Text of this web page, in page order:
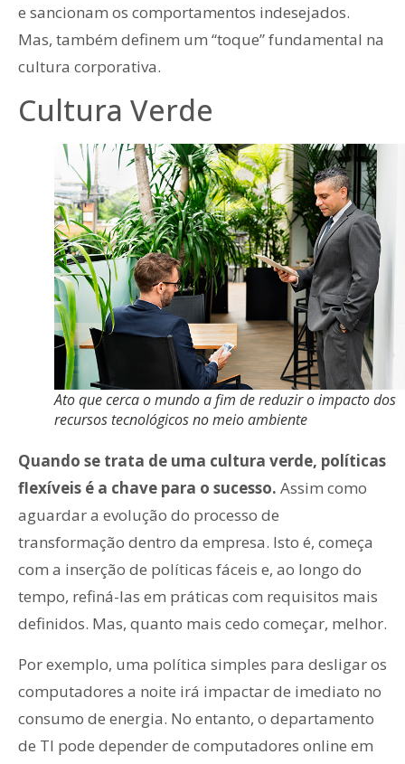
e sancionam os comportamentos indesejados.
Mas, também definem um “toque” fundamental na
cultura corporativa.
Cultura Verde
Ato que cerca o mundo a fim de reduzir o impacto dos
recursos tecnológicos no meio ambiente
Quando se trata de uma cultura verde, políticas
flexíveis é a chave para o sucesso. Assim como
aguardar a evolução do processo de
transformação dentro da empresa. Isto é, começa
com a inserção de políticas fáceis e, ao longo do
tempo, refiná-las em práticas com requisitos mais
definidos. Mas, quanto mais cedo começar, melhor.
Por exemplo, uma política simples para desligar os
computadores a noite irá impactar de imediato no
consumo de energia. No entanto, o departamento
de TI pode depender de computadores online em